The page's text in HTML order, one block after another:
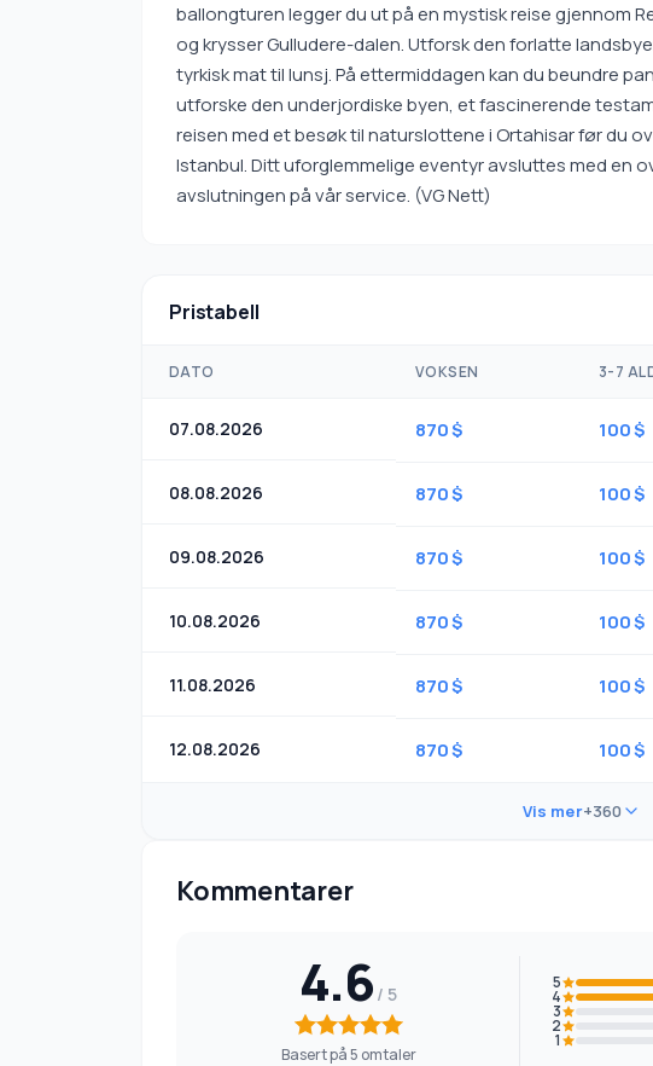
ballongturen legger du ut på en mystisk reise gjennom
og krysser Gulludere-dalen. Utforsk den forlatte
tyrkisk mat til lunsj. På ettermiddagen kan du beundre
utforske den underjordiske byen, et fascinerende
reisen med et besøk til naturslottene i Ortahisar før du
Istanbul. Ditt uforglemmelige eventyr avsluttes med en
avslutningen på vår service. (VG Nett)
Pristabell
DATO VOKSEN 3-7
07.08.2026 870 $ 100 $
08.08.2026 870 $ 100 $
09.08.2026 870 $ 100 $
10.08.2026 870 $ 100 $
11.08.2026 870 $ 100 $
12.08.2026 870 $ 100 $
Vis mer+360
Kommentarer
4.6
Basert på 5 omtaler
5
4
3
2
1